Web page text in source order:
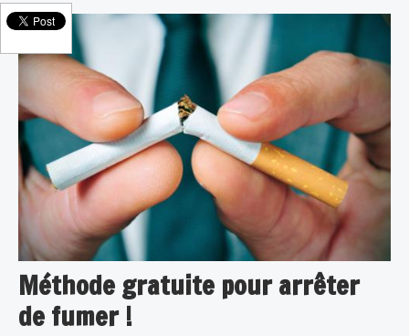
Méthode gratuite pour arrêter
de fumer !